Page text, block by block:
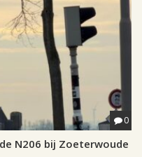
0
N206 bij Zoeterwoude